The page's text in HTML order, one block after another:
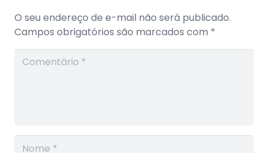
O seu endereço de e-mail não será publicado.
Campos obrigatórios são marcados com *